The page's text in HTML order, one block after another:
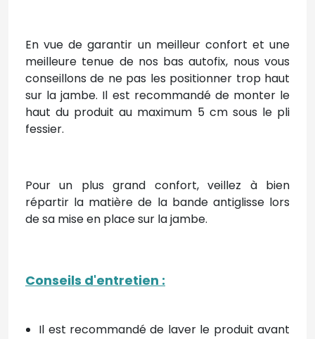
En vue de garantir un meilleur confort et une
meilleure tenue de nos bas autofix, nous vous
conseillons de ne pas les positionner trop haut
sur la jambe. Il est recommandé de monter le
haut du produit au maximum 5 cm sous le pli
fessier.
Pour un plus grand confort, veillez à bien
répartir la matière de la bande antiglisse lors
de sa mise en place sur la jambe.
Conseils d'entretien :
Il est recommandé de laver le produit avant